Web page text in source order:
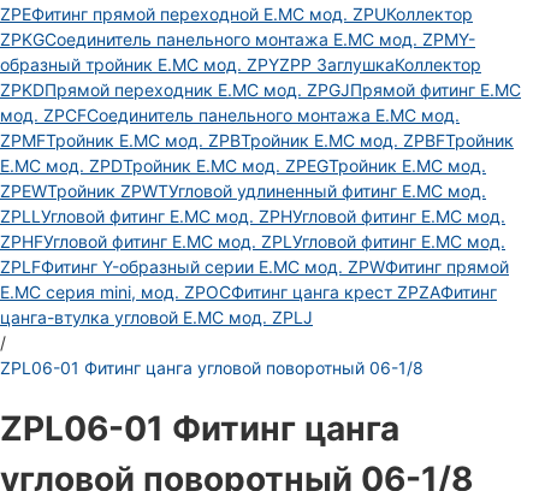
ZPEФитинг прямой переходной E.MC мод. ZPUКоллектор
ZPKGСоединитель панельного монтажа E.MC мод. ZPMY-
образный тройник E.MC мод. ZPYZPP ЗаглушкаКоллектор
ZPKDПрямой переходник E.MC мод. ZPGJПрямой фитинг E.MC
мод. ZPCFСоединитель панельного монтажа E.MC мод.
ZPMFТройник E.MC мод. ZPBТройник E.MC мод. ZPBFТройник
E.MC мод. ZPDТройник E.MC мод. ZPEGТройник E.MC мод.
ZPEWТройник ZPWTУгловой удлиненный фитинг E.MC мод.
ZPLL Угловой фитинг E.MC мод. ZPHУгловой фитинг E.MC мод.
ZPHFУгловой фитинг E.MC мод. ZPL Угловой фитинг E.MC мод.
ZPLFФитинг Y-образный серии E.MC мод. ZPWФитинг прямой
E.MC серия mini, мод. ZPOCФитинг цанга крест ZPZAФитинг
цанга-втулка угловой Е.МС мод. ZPLJ
/
ZPL06-01 Фитинг цанга угловой поворотный 06-1/8
ZPL06-01 Фитинг цанга
угловой поворотный 06-1/8